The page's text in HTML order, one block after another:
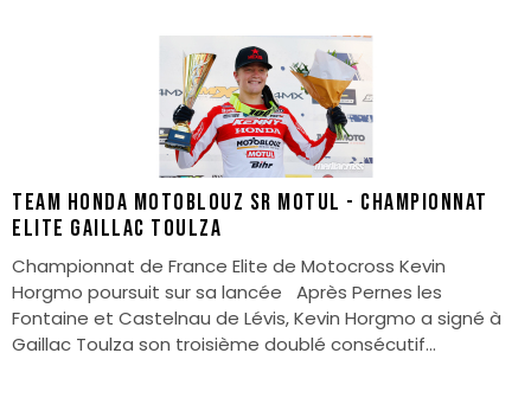
TEAM HONDA MOTOBLOUZ SR MOTUL - CHAMPIONNAT
ELITE GAILLAC TOULZA
Championnat de France Elite de Motocross Kevin
Horgmo poursuit sur sa lancée Après Pernes les
Fontaine et Castelnau de Lévis, Kevin Horgmo a signé à
Gaillac Toulza son troisième doublé consécutif...